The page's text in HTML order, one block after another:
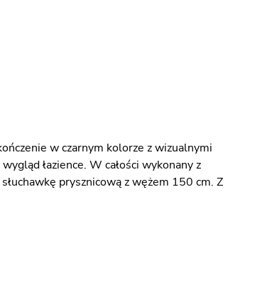
w czarnym kolorze z wizualnymi
łazience. W całości wykonany z
prysznicową z wężem 150 cm. Z